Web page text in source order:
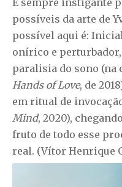
possíveis da arte de
possível aqui é:
onírico e
paralisia do sono (na
Hands of Love, de
em ritual de
Mind, 2020),
fruto de todo esse
real. (Vítor Henrique